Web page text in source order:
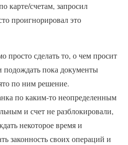
карте/счетам, запросил
проигнорировал это
просто сделать то, о чем просит
подождать пока документы
по ним решение.
по каким-то неопределенным
и счет не разблокировали,
некоторое время и
законность своих операций и